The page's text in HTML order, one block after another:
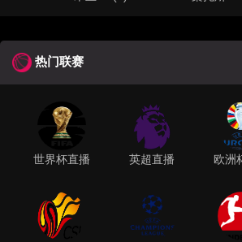
热门联赛
世界杯直播 英超直播 欧洲